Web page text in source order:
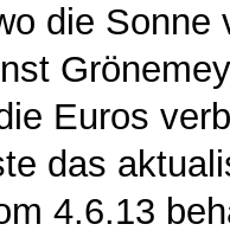
die
Euros
das
4.6.13